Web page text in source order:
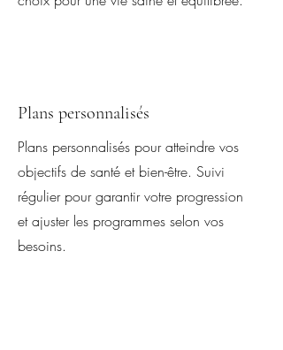
Plans personnalisés
Plans personnalisés pour atteindre vos
objectifs de santé et bien-être. Suivi
régulier pour garantir votre progression
et ajuster les programmes selon vos
besoins.